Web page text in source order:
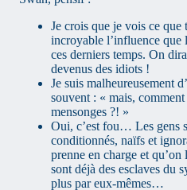
Je crois que je vois ce
incroyable l’influence que
ces derniers temps. On
devenus des idiots !
Je suis malheureusement
souvent : « mais,
mensonges ?! »
Oui, c’est fou… Les gens
conditionnés, naïfs et
prenne en charge et
sont déjà des esclaves du
plus par eux-mêmes…